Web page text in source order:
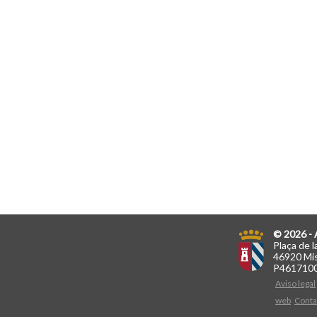
© 2026 -
Plaça de
46920
Aviso legal
web